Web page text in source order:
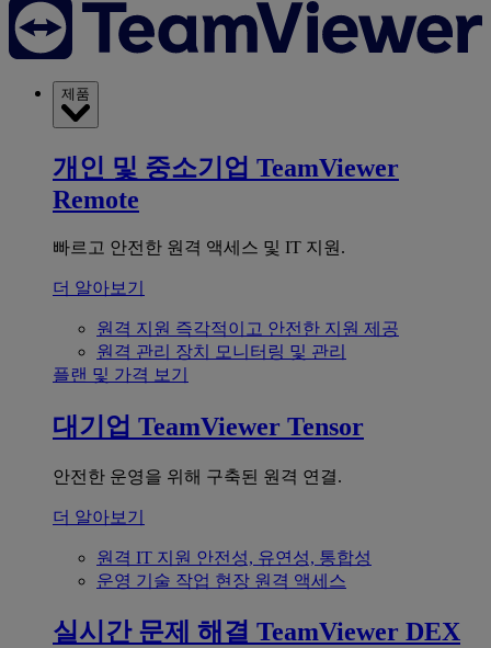
제품
개인 및 중소기업 TeamViewer
Remote
빠르고 안전한 원격 액세스 및 IT 지원.
더 알아보기
원격 지원 즉각적이고 안전한 지원 제공
원격 관리 장치 모니터링 및 관리
플랜 및 가격 보기
대기업 TeamViewer Tensor
안전한 운영을 위해 구축된 원격 연결.
더 알아보기
원격 IT 지원 안전성, 유연성, 통합성
운영 기술 작업 현장 원격 액세스
실시간 문제 해결 TeamViewer DEX